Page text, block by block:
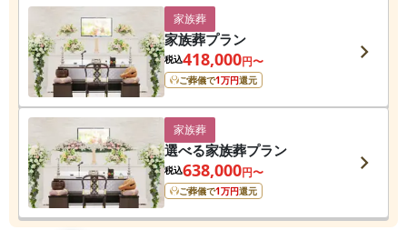
家族葬
家族葬プラン
税込418,000円〜
ご葬儀で1万円還元
家族葬
選べる家族葬プラン
税込638,000円〜
ご葬儀で1万円還元